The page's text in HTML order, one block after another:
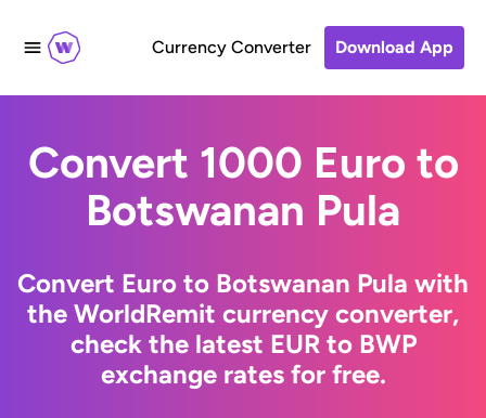
Currency Converter Download App
Convert 1000 Euro to
Botswanan Pula
Convert Euro to Botswanan Pula with
the WorldRemit currency converter,
check the latest EUR to BWP
exchange rates for free.